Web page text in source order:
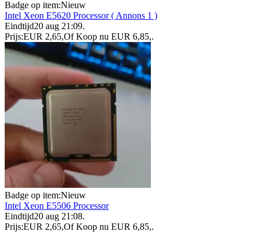
Badge op item:Nieuw
Intel Xeon E5620 Processor ( Annons 1 )
Eindtijd20 aug 21:09.
Prijs:EUR 2,65,Of Koop nu EUR 6,85,.
Badge op item:Nieuw
Intel Xeon E5506 Processor
Eindtijd20 aug 21:08.
Prijs:EUR 2,65,Of Koop nu EUR 6,85,.